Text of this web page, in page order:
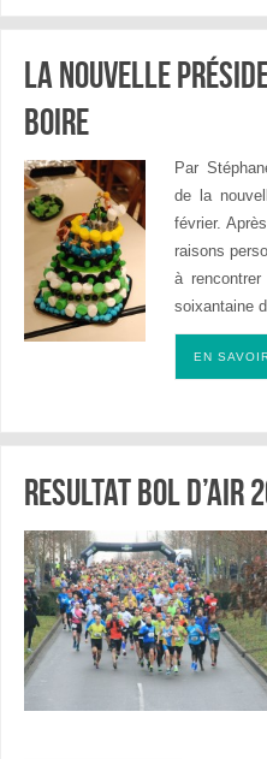
La nouvelle
boire
Par
de la
février.
raisons
à
soixantaine
EN
Resultat Bol d’Air